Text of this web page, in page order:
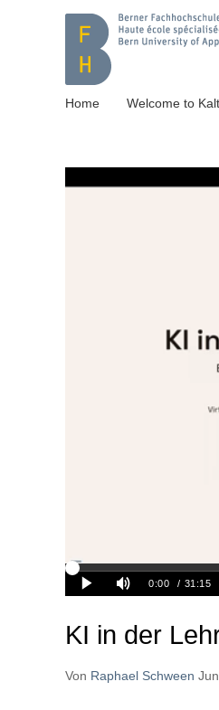
Home Welcome to
KI in der
Von Raphael Schween